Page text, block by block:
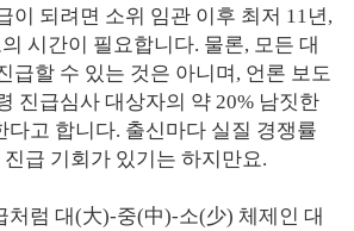
이 되려면 소위 임관 이후 최저 11년,
시간이 필요합니다. 물론, 모든 대
급할 수 있는 것은 아니며, 언론 보도
진급심사 대상자의 약 20% 남짓한
다고 합니다. 출신마다 실질 경쟁률
급 기회가 있기는 하지만요.
처럼 대(大)-중(中)-소(少) 체제인 대